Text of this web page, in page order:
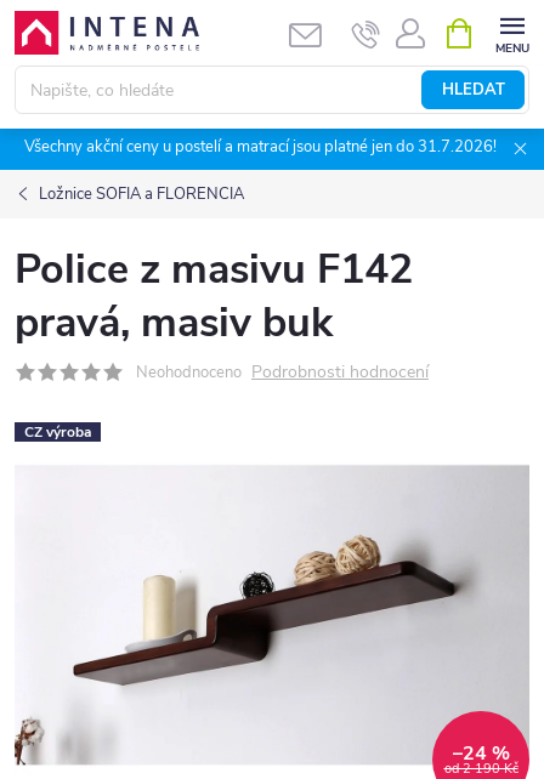
Přejít
obsah
HLEDAT
NÁKUPNÍ
KOŠÍK
Všechny akční ceny u postelí a matrací jsou platné jen do 31.7.2026!
Ložnice SOFIA a FLORENCIA
Police z masivu F142
pravá, masiv buk
Neohodnoceno Podrobnosti hodnocení
CZ výroba
od 2 190 Kč
–24 %